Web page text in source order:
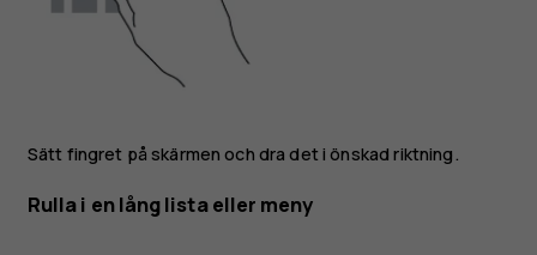
Sätt fingret på skärmen och dra det i önskad riktning.
Rulla i en lång lista eller meny